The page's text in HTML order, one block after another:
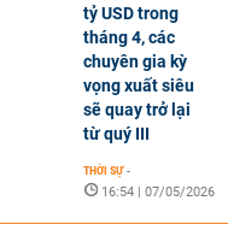
tỷ USD trong
tháng 4, các
chuyên gia kỳ
vọng xuất siêu
sẽ quay trở lại
từ quý III
THỜI SỰ -
16:54 | 07/05/2026